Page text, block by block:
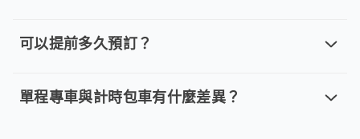
可以提前多久預訂？
單程專車與計時包車有什麼差異？